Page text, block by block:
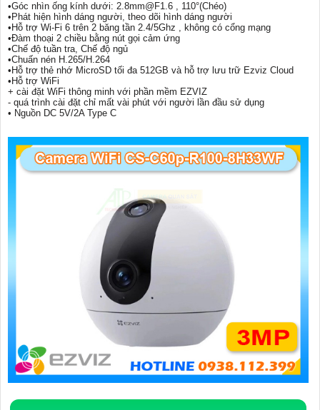
•Góc nhìn ống kính dưới: 2.8mm@F1.6 , 110°(Chéo)
•Phát hiện hình dáng người, theo dõi hình dáng người
•Hỗ trợ Wi-Fi 6 trên 2 băng tần 2.4/5Ghz , không có cổng mạng
•Đàm thoại 2 chiều bằng nút gọi cảm ứng
•Chế độ tuần tra, Chế độ ngủ
•Chuấn nén H.265/H.264
•Hỗ trợ thẻ nhớ MicroSD tối đa 512GB và hỗ trợ lưu trữ Ezviz Cloud
•Hỗ trợ WiFi
+ cài đặt WiFi thông minh với phần mềm EZVIZ
- quá trình cài đặt chỉ mất vài phút với người lần đầu sử dụng
• Nguồn DC 5V/2A Type C